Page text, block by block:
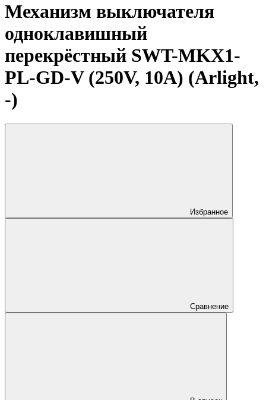
Механизм выключателя
одноклавишный
перекрёстный SWT-MKX1-
PL-GD-V (250V, 10A) (Arlight,
-)
Избранное
Сравнение